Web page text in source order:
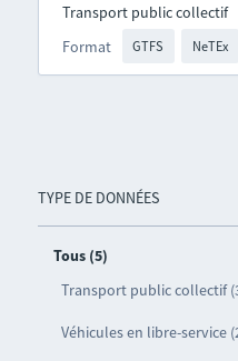
TYPE DE DONNÉES
Tous (5)
Transport public collectif
Véhicules en libre-service
Format GTFS NeTEx
Transport public collectif